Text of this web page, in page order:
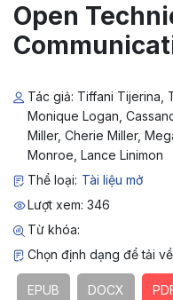
Open
Tác giả: Tiffani Tijerina,
Monique Logan,
Miller, Cherie Miller,
Monroe, Lance Linimon
Thể loại: Tài liệu mở
Lượt xem: 346
Từ khóa:
Chọn định dạng để tải
EPUB DOCX